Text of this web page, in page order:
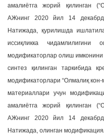
амалиётга жорий қилинган
АЖнинг 2020 йил 14
Натижада, қурилишда
иссиқликка
модификаторлар олиш имконини
синтез қилинган таркибида
модификаторлари “Олмалиқ
материаллари учун
амалиётга жорий қилинган
АЖнинг 2020 йил 14
Натижада, олинган